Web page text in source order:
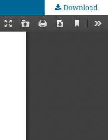
Download